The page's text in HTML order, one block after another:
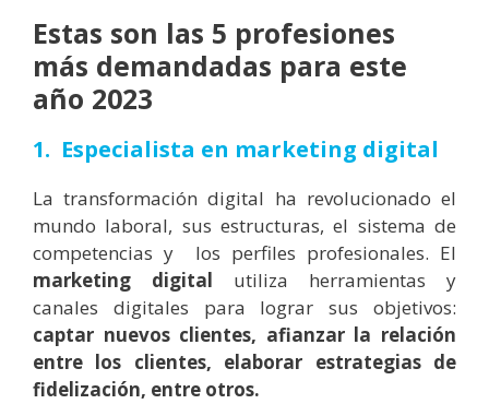
Estas son las 5 profesiones
más demandadas para este
año 2023
1. Especialista en marketing digital
La transformación digital ha revolucionado el
mundo laboral, sus estructuras, el sistema de
competencias y los perfiles profesionales. El
marketing digital utiliza herramientas y
canales digitales para lograr sus objetivos:
captar nuevos clientes, afianzar la relación
entre los clientes, elaborar estrategias de
fidelización, entre otros.